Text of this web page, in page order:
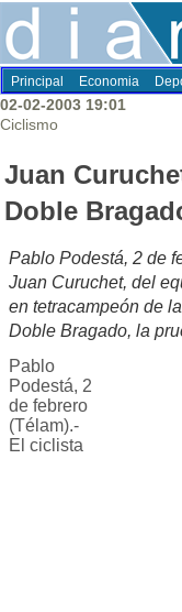
Principal Economia
02-02-2003 19:01
Ciclismo
Juan
Doble
Pablo Podestá, 2 de
Juan Curuchet, del
en tetracampeón de
Doble Bragado, la
Pablo
Podestá, 2
de febrero
(Télam).-
El ciclista